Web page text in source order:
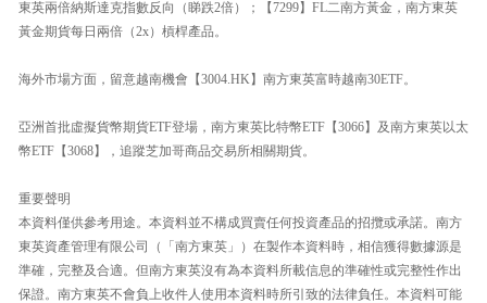
東英兩倍納斯達克指數反向（睇跌2倍）；【7299】FL二南方黃金，南方東英
黃金期貨每日兩倍（2x）槓桿產品。
海外市場方面，留意越南機會【3004.HK】南方東英富時越南30ETF。
亞洲首批虛擬貨幣期貨ETF登場，南方東英比特幣ETF【3066】及南方東英以太
幣ETF【3068】，追蹤芝加哥商品交易所相關期貨。
重要聲明
本資料僅供參考用途。本資料並不構成買賣任何投資產品的招攬或承諾。南方
東英資產管理有限公司（「南方東英」）在製作本資料時，相信獲得數據源是
準確，完整及合適。但南方東英沒有為本資料所載信息的準確性或完整性作出
保證。南方東英不會負上收件人使用本資料時所引致的法律負任。本資料可能